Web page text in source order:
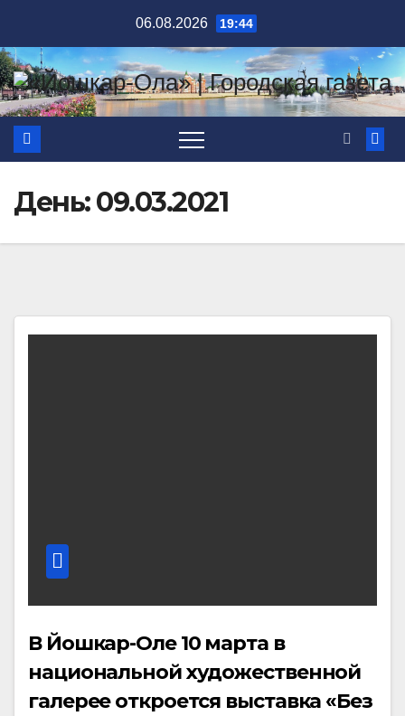
содержимому
06.08.2026 19:44
День:09.03.2021
В Йошкар-Оле 10 марта в
национальной художественной
галерее откроется выставка «Без